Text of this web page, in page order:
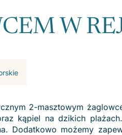
W
2-masztowym
kąpiel na dzikich
Dodatkowo możemy